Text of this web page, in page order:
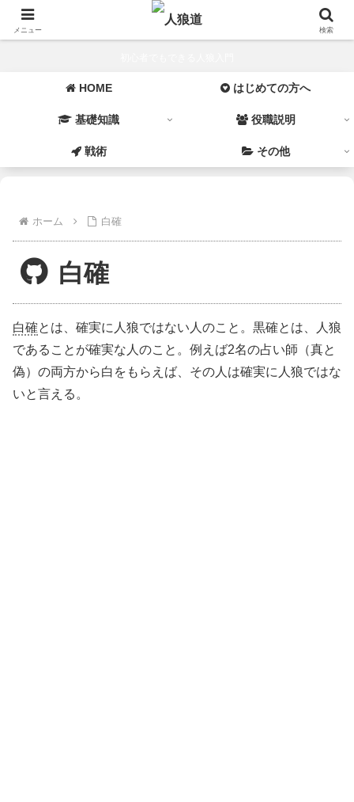
HOME はじめての方へ
基礎知識 役職説明
戦術 その他
ホーム 白確
白確
白確とは、確実に人狼ではない人のこと。黒確とは、人狼
であることが確実な人のこと。例えば2名の占い師（真と
偽）の両方から白をもらえば、その人は確実に人狼ではな
いと言える。
メニュー 検索